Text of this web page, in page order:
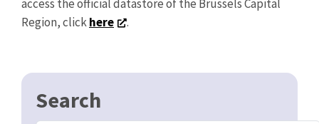
access the official datastore of the Brussels Capital
Region, clickhere .
Search